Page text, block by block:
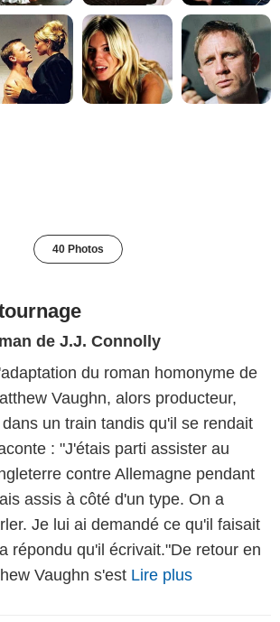
40 Photos
de J.J. Connolly
du roman homonyme de
Vaughn, alors producteur,
un train tandis qu'il se rendait
: "J'étais parti assister au
contre Allemagne pendant
assis à côté d'un type. On a
Je lui ai demandé ce qu'il faisait
répondu qu'il écrivait."De retour en
Vaughn s'est Lire plus